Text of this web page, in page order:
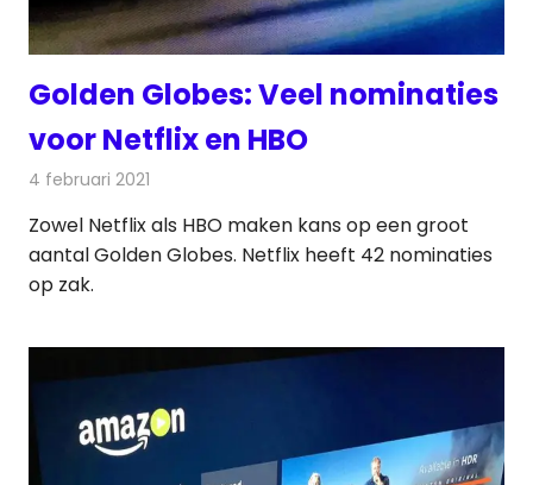
Golden Globes: Veel nominaties
voor Netflix en HBO
4 februari 2021
Zowel Netflix als HBO maken kans op een groot
aantal Golden Globes. Netflix heeft 42 nominaties
op zak.